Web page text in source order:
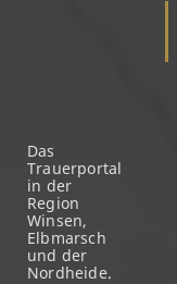
Das
Trauerportal
in der
Region
Winsen,
Elbmarsch
und der
Nordheide.